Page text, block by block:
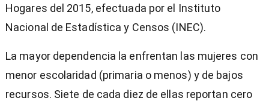
Hogares del 2015, efectuada por el Instituto
Nacional de Estadística y Censos (INEC).
La mayor dependencia la enfrentan las mujeres con
menor escolaridad (primaria o menos) y de bajos
recursos. Siete de cada diez de ellas reportan cero